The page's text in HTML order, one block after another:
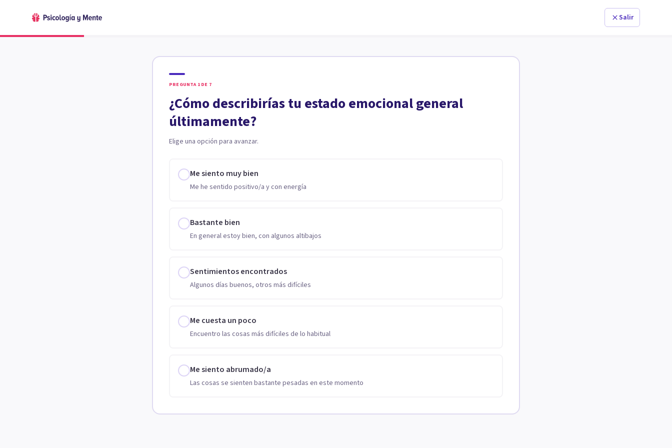
Salir
PREGUNTA 1 DE 7
¿Cómo describirías tu estado emocional general
últimamente?
Elige una opción para avanzar.
Me siento muy bien
Me he sentido positivo/a y con energía
Bastante bien
En general estoy bien, con algunos altibajos
Sentimientos encontrados
Algunos días buenos, otros más difíciles
Me cuesta un poco
Encuentro las cosas más difíciles de lo habitual
Me siento abrumado/a
Las cosas se sienten bastante pesadas en este momento